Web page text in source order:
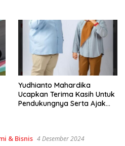
Yudhianto Mahardika
Ucapkan Terima Kasih Untuk
Pendukungnya Serta Ajak
& Bisnis 4 Desember 2024